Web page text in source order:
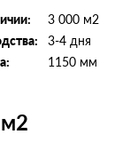
3 000 м2
3-4 дня
1150 мм